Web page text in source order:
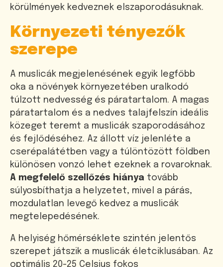
körülmények kedveznek elszaporodásuknak.
Környezeti tényezők
szerepe
A muslicák megjelenésének egyik legfőbb
oka a növények környezetében uralkodó
túlzott nedvesség és páratartalom. A magas
páratartalom és a nedves talajfelszín ideális
közeget teremt a muslicák szaporodásához
és fejlődéséhez. Az állott víz jelenléte a
cserépalátétben vagy a túlöntözött földben
különösen vonzó lehet ezeknek a rovaroknak.
A megfelelő szellőzés hiánya tovább
súlyosbíthatja a helyzetet, mivel a párás,
mozdulatlan levegő kedvez a muslicák
megtelepedésének.
A helyiség hőmérséklete szintén jelentős
szerepet játszik a muslicák életciklusában. Az
optimális 20-25 Celsius fokos